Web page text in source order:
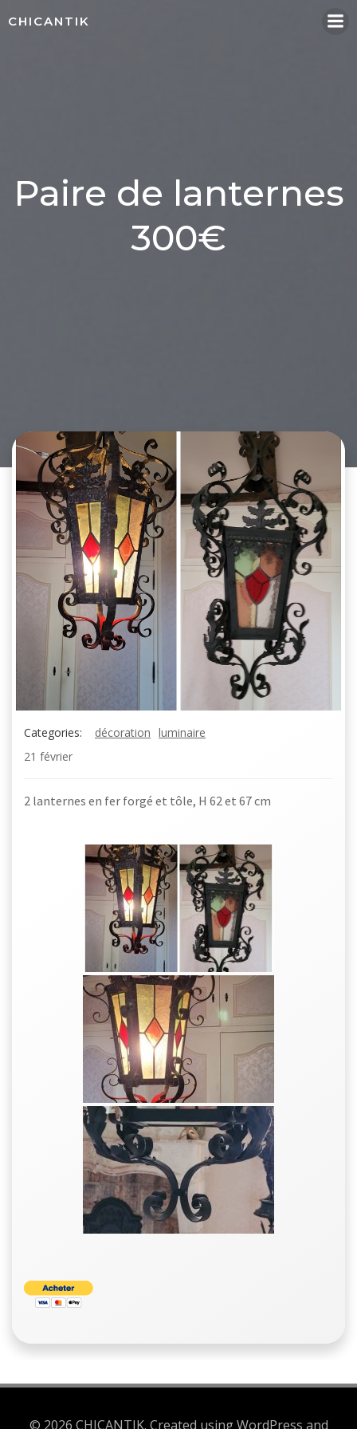
CHICANTIK
Paire de lanternes
300€
Categories: décoration luminaire
21 février
2 lanternes en fer forgé et tôle, H 62 et 67 cm
© 2026 CHICANTIK. Created using WordPress and